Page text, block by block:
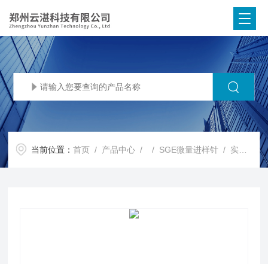
当前位置：首页 / 产品中心 / / SGE微量进样针 / 实验用SGE进样针现货各种规格